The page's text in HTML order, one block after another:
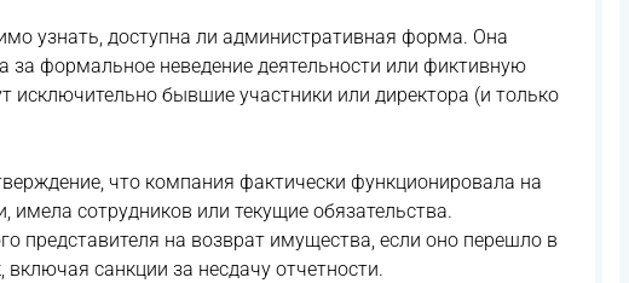
узнать, доступна ли административная форма. Она
формальное неведение деятельности или фиктивную
исключительно бывшие участники или директора (и только
что компания фактически функционировала на
сотрудников или текущие обязательства.
представителя на возврат имущества, если оно перешло в
санкции за несдачу отчетности.